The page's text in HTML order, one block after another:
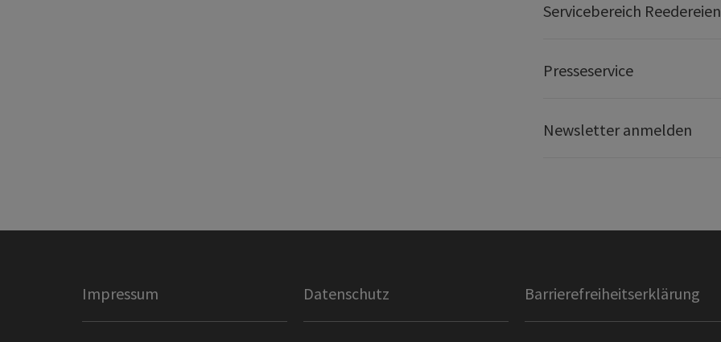
Servicebereich Reedereien
Presseservice
Newsletter anmelden
Impressum Datenschutz Barrierefreiheitserklärung